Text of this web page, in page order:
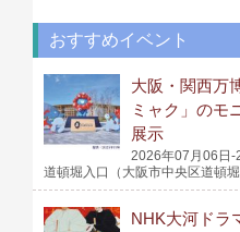
おすすめイベント
大阪・関西万
ミャク」のモ
展示
2026年07月06日-
道頓堀入口（大阪市中央区道頓堀
NHK大河ドラ